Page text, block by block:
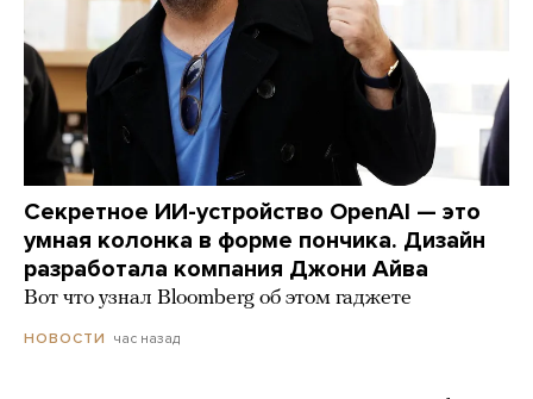
Секретное ИИ-устройство OpenAI — это
умная колонка в форме пончика. Дизайн
разработала компания Джони Айва
Вот что узнал Bloomberg об этом гаджете
НОВОСТИ час назад